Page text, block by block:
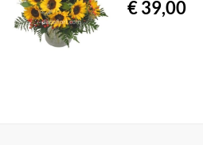
€ 39,00